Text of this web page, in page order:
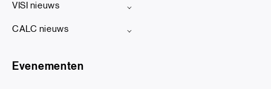
VISI nieuws
CALC nieuws
Evenementen